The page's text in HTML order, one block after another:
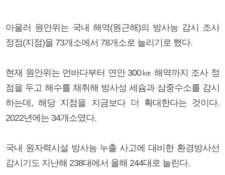
아울러 원안위는 국내 해역(원근해)의 방사능 감시 조사
정점(지점)을 73개소에서 78개소로 늘리기로 했다.
현재 원안위는 먼바다부터 연안 300㎞ 해역까지 조사 정
점을 두고 해수를 채취해 방사성 세슘과 삼중수소를 감시
하는데, 해당 지점을 지금보다 더 확대한다는 것이다.
2022년에는 34개소였다.
국내 원자력시설 방사능 누출 사고에 대비한 환경방사선
감시기도 지난해 238대에서 올해 244대로 늘린다.